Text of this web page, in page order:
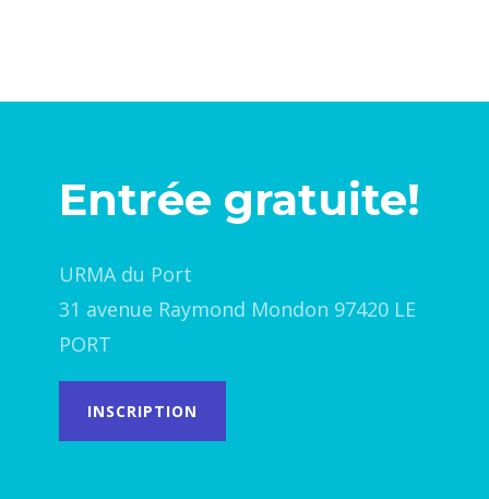
Entrée gratuite!
URMA du Port
31 avenue Raymond Mondon 97420 LE
PORT
INSCRIPTION